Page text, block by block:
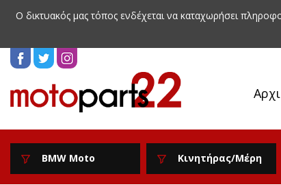
Ο δικτυακός μας τόπος ενδέχεται να καταχωρήσει
BMW Moto Κινητήρας/Μέρη